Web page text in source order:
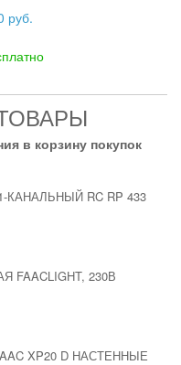
руб.
в корзину покупок
RC RP 433
230В
XP20 D НАСТЕННЫЕ